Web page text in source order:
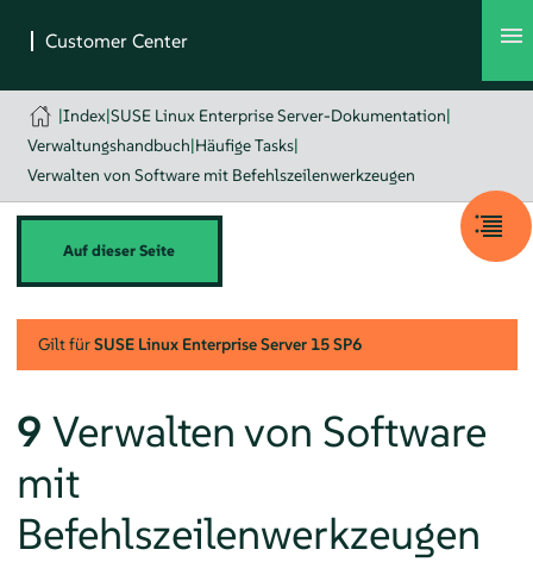
|Index|SUSE Linux Enterprise Server-Dokumentation|
Verwaltungshandbuch|Häufige Tasks|
Verwalten von Software mit Befehlszeilenwerkzeugen
Auf dieser Seite
Gilt fürSUSE Linux Enterprise Server 15 SP6
9 Verwalten von Software
mit
Befehlszeilenwerkzeugen